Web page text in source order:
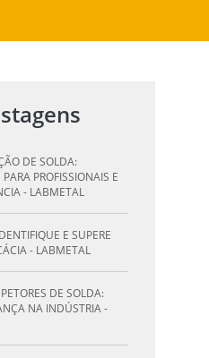
DE SOLDA:
PROFISSIONAIS E
- LABMETAL
E SUPERE
- LABMETAL
DE SOLDA:
NA INDÚSTRIA -